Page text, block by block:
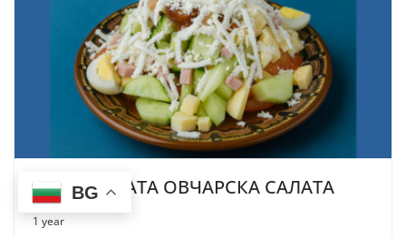
БЪЛГАРСКАТА ОВЧАРСКА САЛАТА
1 year
BG